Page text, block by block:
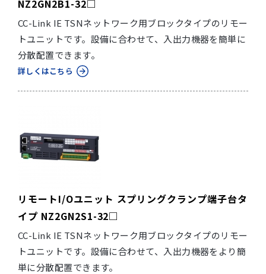
NZ2GN2B1-32□
CC-Link IE TSNネットワーク用ブロックタイプのリモー
トユニットです。設備に合わせて、入出力機器を簡単に
分散配置できます。
詳しくはこちら
リモートI/Oユニット スプリングクランプ端子台タ
イプ NZ2GN2S1-32□
CC-Link IE TSNネットワーク用ブロックタイプのリモー
トユニットです。設備に合わせて、入出力機器をより簡
単に分散配置できます。